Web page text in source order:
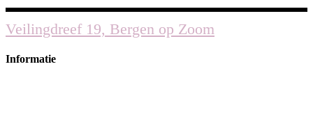
Veilingdreef 19, Bergen op Zoom
Informatie